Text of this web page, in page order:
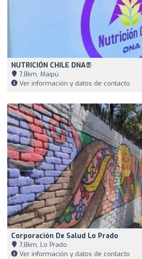
NUTRICIÓN CHILE DNA®
7,8km, Maipú
Ver información y datos de contacto
Corporación De Salud Lo Prado
7,8km, Lo Prado
Ver información y datos de contacto